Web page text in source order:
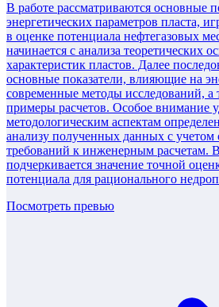
В работе рассматриваются основные
энергетических параметров пласта,
в оценке потенциала нефтегазовых
начинается с анализа теоретических
характеристик пластов. Далее
основные показатели, влияющие на
современные методы исследований, а
примеры расчетов. Особое внимание
методологическим аспектам
анализу полученных данных с
требований к инженерным расчетам.
подчеркивается значение точной
потенциала для рационального
Посмотреть превью